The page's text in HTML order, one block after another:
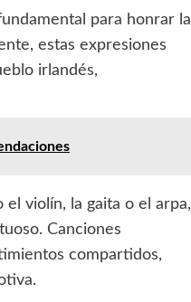
para honrar la
estas expresiones
irlandés,
violín, la gaita o el arpa,
Canciones
compartidos,